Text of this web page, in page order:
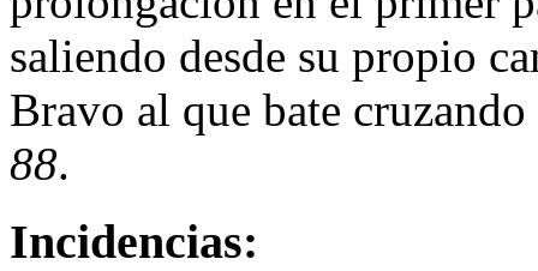
saliendo desde su propio
Bravo al que bate
88.
Incidencias: